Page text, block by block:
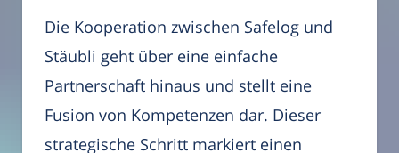
Die Kooperation zwischen Safelog und
Stäubli geht über eine einfache
Partnerschaft hinaus und stellt eine
Fusion von Kompetenzen dar. Dieser
strategische Schritt markiert einen